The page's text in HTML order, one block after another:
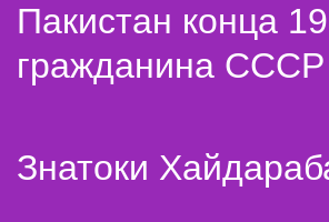
Пакистан конца
гражданина СССР
Знатоки